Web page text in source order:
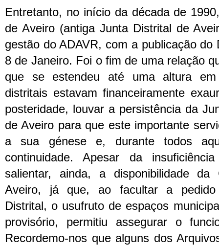
Entretanto, no início da década de
de Aveiro (antiga Junta Distrital de
gestão do ADAVR, com a publicação do
8 de Janeiro. Foi o fim de uma relação
que se estendeu até uma altura
distritais estavam financeiramente
posteridade, louvar a persistência da
de Aveiro para que este importante
a sua génese e, durante todos
continuidade. Apesar da
salientar, ainda, a disponibilidade da
Aveiro, já que, ao facultar a pedido
Distrital, o usufruto de espaços
provisório, permitiu assegurar o
Recordemo-nos que alguns dos